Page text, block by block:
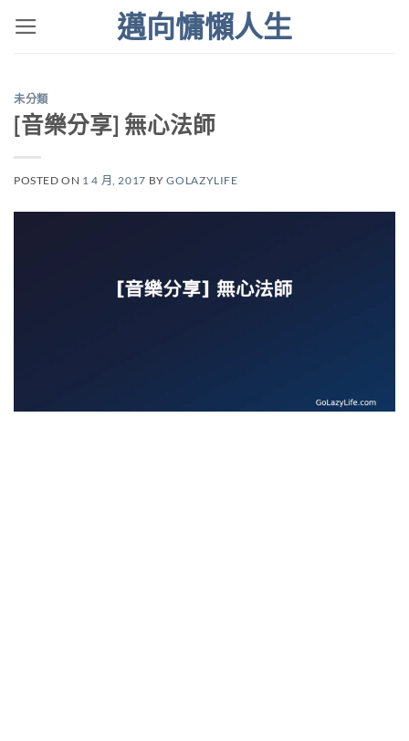
邁向慵懶人生
未分類
[音樂分享] 無心法師
POSTED ON 1 4 月, 2017 BYGOLAZYLIFE